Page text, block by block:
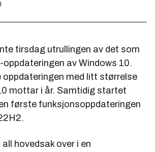
tirsdag utrullingen av det som
av Windows 10.
oppdateringen med litt størrelse
mottar i år. Samtidig startet
første funksjonsoppdateringen
hovedsak over i en